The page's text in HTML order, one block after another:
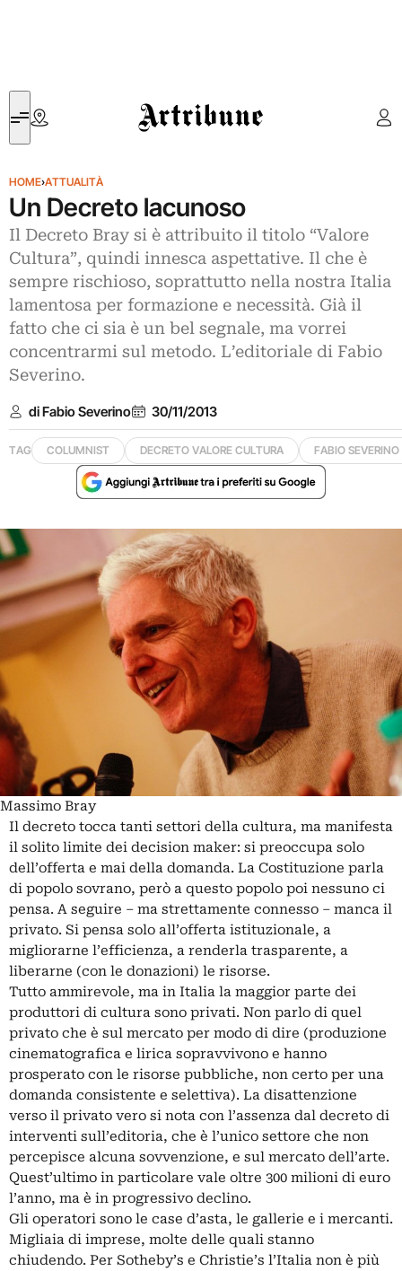
Artribune
HOME›ATTUALITÀ
Un Decreto lacunoso
Il Decreto Bray si è attribuito il titolo “Valore
Cultura”, quindi innesca aspettative. Il che è
sempre rischioso, soprattutto nella nostra Italia
lamentosa per formazione e necessità. Già il
fatto che ci sia è un bel segnale, ma vorrei
concentrarmi sul metodo. L’editoriale di Fabio
Severino.
di Fabio Severino 30/11/2013
TAG COLUMNIST DECRETO VALORE CULTURA FABIO SEVERINO
Massimo Bray
Il decreto tocca tanti settori della cultura, ma manifesta
il solito limite dei decision maker: si preoccupa solo
dell’offerta e mai della domanda. La Costituzione parla
di popolo sovrano, però a questo popolo poi nessuno ci
pensa. A seguire – ma strettamente connesso – manca il
privato. Si pensa solo all’offerta istituzionale, a
migliorarne l’efficienza, a renderla trasparente, a
liberarne (con le donazioni) le risorse.
Tutto ammirevole, ma in Italia la maggior parte dei
produttori di cultura sono privati. Non parlo di quel
privato che è sul mercato per modo di dire (produzione
cinematografica e lirica sopravvivono e hanno
prosperato con le risorse pubbliche, non certo per una
domanda consistente e selettiva). La disattenzione
verso il privato vero si nota con l’assenza dal decreto di
interventi sull’editoria, che è l’unico settore che non
percepisce alcuna sovvenzione, e sul mercato dell’arte.
Quest’ultimo in particolare vale oltre 300 milioni di euro
l’anno, ma è in progressivo declino.
Gli operatori sono le case d’asta, le gallerie e i mercanti.
Migliaia di imprese, molte delle quali stanno
chiudendo. Per Sotheby’s e Christie’s l’Italia non è più